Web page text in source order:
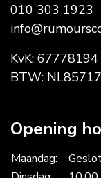
010 303 1923
KvK: 67778194
BTW:
Opening
Maandag: